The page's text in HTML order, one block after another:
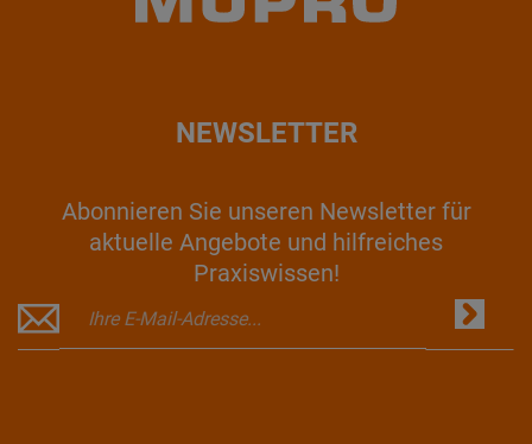
NEWSLETTER
Abonnieren Sie unseren Newsletter für
aktuelle Angebote und hilfreiches
Praxiswissen!